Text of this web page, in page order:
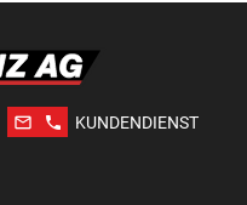
mail_outline phone
KUNDENDIENST